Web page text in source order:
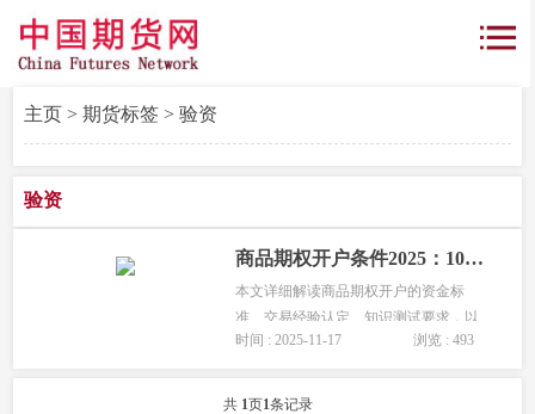
主页> 期货标签> 验资
验资
商品期权开户条件2025：10万验资 + 考试 + 交易经验要求详解
本文详细解读商品期权开户的资金标
准、交易经验认定、知识测试要求，以
及常见豁免政策，帮助投资者快速掌握
时间 : 2025-11-17 浏览 : 493
共 1页1条记录